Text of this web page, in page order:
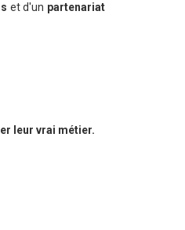
et d'un partenariat
leur vrai métier.